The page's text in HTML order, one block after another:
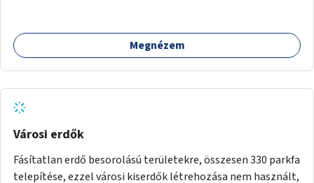
Megnézem
Városi erdők
Fásítatlan erdő besorolású területekre, összesen 330 parkfa
telepítése, ezzel városi kiserdők létrehozása nem használt,